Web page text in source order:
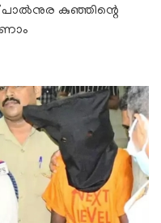
പാൽനുര കുഞ്ഞിന്റെ